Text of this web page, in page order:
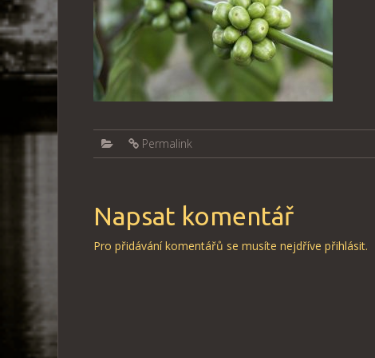
Permalink
Napsat komentář
Pro přidávání komentářů se musíte nejdříve přihlásit.